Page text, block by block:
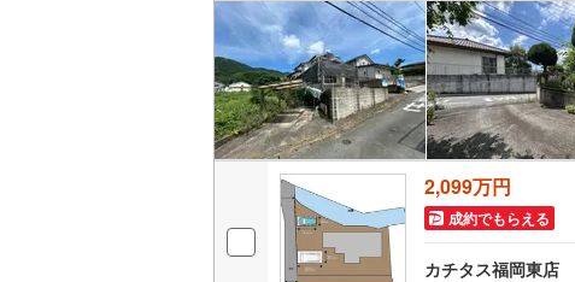
2,099万円
成約でもらえる
カチタス福岡東店
構造・規模・施
耐震、免震、
（0）
オンライン対応
オンライン内
オンライン対